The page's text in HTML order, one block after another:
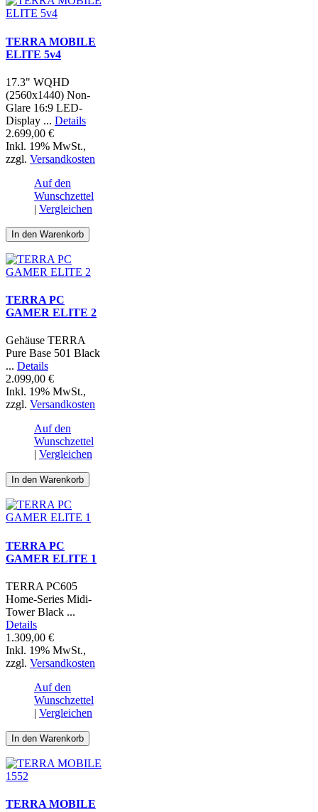
TERRA MOBILE
ELITE 5v4
17.3" WQHD
(2560x1440) Non-
Glare 16:9 LED-
Display ... Details
2.699,00 €
Inkl. 19% MwSt.,
zzgl. Versandkosten
Auf den
Wunschzettel
| Vergleichen
In den Warenkorb
TERRA PC
GAMER ELITE 2
Gehäuse TERRA
Pure Base 501 Black
... Details
2.099,00 €
Inkl. 19% MwSt.,
zzgl. Versandkosten
Auf den
Wunschzettel
| Vergleichen
In den Warenkorb
TERRA PC
GAMER ELITE 1
TERRA PC605
Home-Series Midi-
Tower Black ...
Details
1.309,00 €
Inkl. 19% MwSt.,
zzgl. Versandkosten
Auf den
Wunschzettel
| Vergleichen
In den Warenkorb
TERRA MOBILE